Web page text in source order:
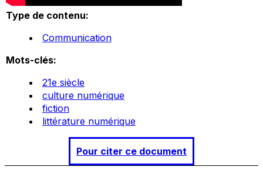
Type de contenu:
Communication
Mots-clés:
21e siècle
culture numérique
fiction
littérature numérique
Pour citer ce document